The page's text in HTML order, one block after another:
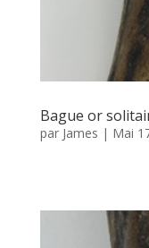
Bague or
par James | Mai